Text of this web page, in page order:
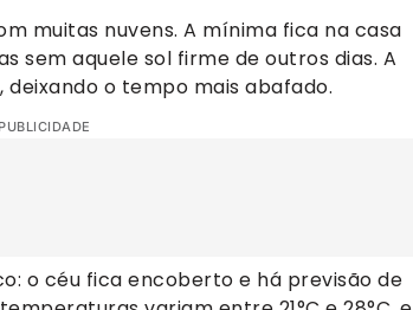
muitas nuvens. A mínima fica na casa
sem aquele sol firme de outros dias. A
o tempo mais abafado.
o céu fica encoberto e há previsão de